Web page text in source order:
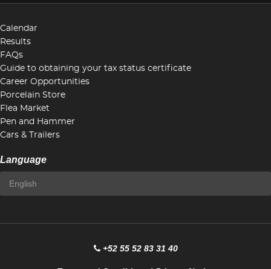
Calendar
Results
FAQs
Guide to obtaining your tax status certificate
Career Opportunities
Porcelain Store
Flea Market
Pen and Hammer
Cars & Trailers
Language
+52 55 52 83 31 40